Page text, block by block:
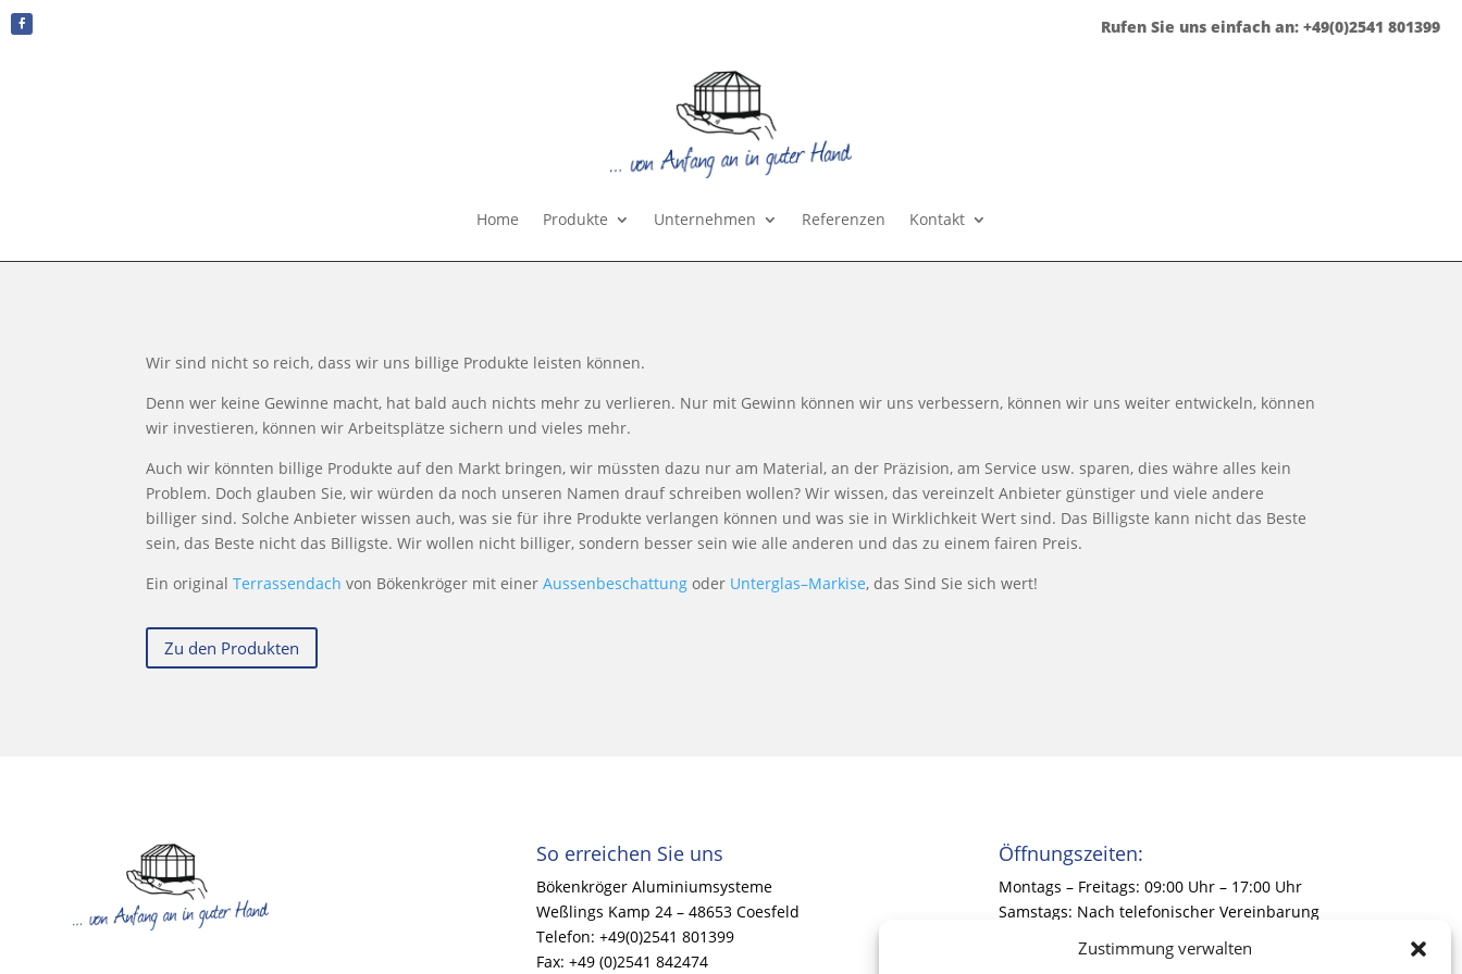
Zustimmung verwalten
Rufen Sie uns einfach an: +49(0)2541 801399
Home Produkte Unternehmen Referenzen Kontakt
Wir sind nicht so reich, dass wir uns billige Produkte leisten können.
Denn wer keine Gewinne macht, hat bald auch nichts mehr zu verlieren. Nur mit Gewinn können wir uns verbessern, können wir uns weiter entwickeln, können
wir investieren, können wir Arbeitsplätze sichern und vieles mehr.
Auch wir könnten billige Produkte auf den Markt bringen, wir müssten dazu nur am Material, an der Präzision, am Service usw. sparen, dies währe alles kein
Problem. Doch glauben Sie, wir würden da noch unseren Namen drauf schreiben wollen? Wir wissen, das vereinzelt Anbieter günstiger und viele andere
billiger sind. Solche Anbieter wissen auch, was sie für ihre Produkte verlangen können und was sie in Wirklichkeit Wert sind. Das Billigste kann nicht das Beste
sein, das Beste nicht das Billigste. Wir wollen nicht billiger, sondern besser sein wie alle anderen und das zu einem fairen Preis.
Ein originalTerrassendachvon Bökenkröger mit einerAussenbeschattungoder Unterglas–Markise, das Sind Sie sich wert!
Zu den Produkten
So erreichen Sie uns
Bökenkröger Aluminiumsysteme
Weßlings Kamp 24 – 48653 Coesfeld
Telefon: +49(0)2541 801399
Fax: +49 (0)2541 842474
Öffnungszeiten:
Montags – Freitags: 09:00 Uhr – 17:00 Uhr
Samstags: Nach telefonischer Vereinbarung
Sonntags: Nach telefonischer Vereinbarung
(keine Beratung/kein Verkauf)